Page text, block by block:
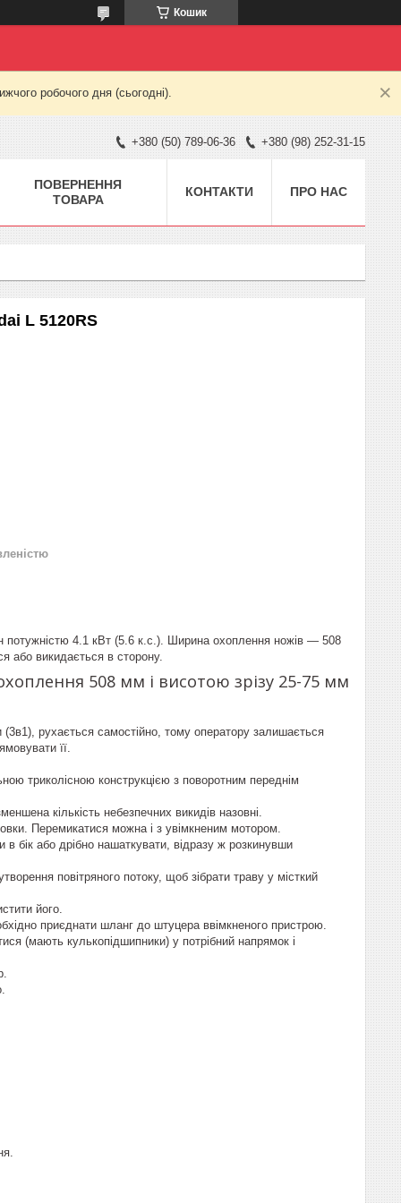
Кошик
робочого дня (сьогодні).
+380 (50) 789-06-36 +380 (98) 252-31-15
ПОВЕРНЕННЯ
ТОВАРА
КОНТАКТИ ПРО НАС
L 5120RS
потужністю 4.1 кВт (5.6 к.с.). Ширина охоплення ножів — 508
або викидається в сторону.
508 мм і висотою зрізу 25-75 мм
(3в1), рухається самостійно, тому оператору залишається
її.
триколісною конструкцією з поворотним переднім
кількість небезпечних викидів назовні.
Перемикатися можна і з увімкненим мотором.
бік або дрібно нашаткувати, відразу ж розкинувши
повітряного потоку, щоб зібрати траву у місткий
його.
приєднати шланг до штуцера ввімкненого пристрою.
(мають кулькопідшипники) у потрібний напрямок і